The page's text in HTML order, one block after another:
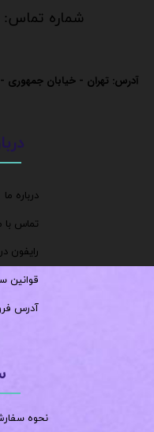
شماره تماس:
آدرس: تهران - خیابان جمهوری -
نحوه
درباره ما
تماس با
رایفون
قوانین
آدرس